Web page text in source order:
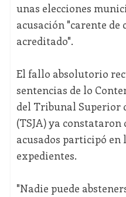
unas elecciones
acusación "carente
acreditado".
El fallo absolutorio
sentencias de lo
del Tribunal Superior
(TSJA) ya
acusados participó
expedientes.
"Nadie puede